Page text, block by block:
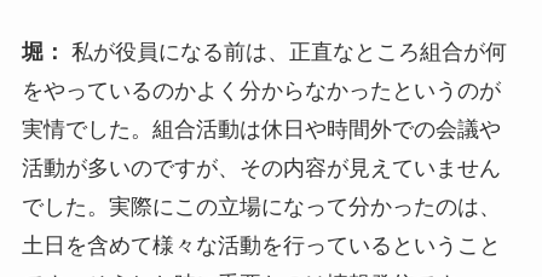
堀： 私が役員になる前は、正直なところ組合が何
をやっているのかよく分からなかったというのが
実情でした。組合活動は休日や時間外での会議や
活動が多いのですが、その内容が見えていません
でした。実際にこの立場になって分かったのは、
土日を含めて様々な活動を行っているということ